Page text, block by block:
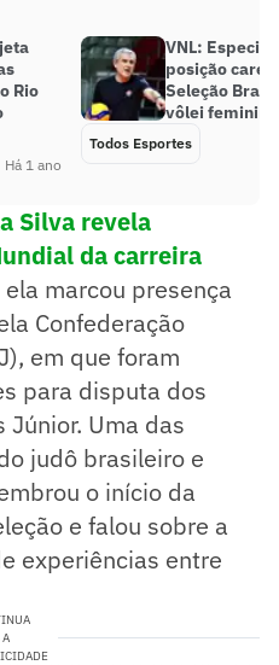
Rio
Há 1 ano
VNL:
posição
Seleção
vôlei feminina
Todos Esportes
Silva revela
da carreira
marcou presença
Confederação
em que foram
para disputa dos
Júnior. Uma das
judô brasileiro e
o início da
e falou sobre a
experiências entre